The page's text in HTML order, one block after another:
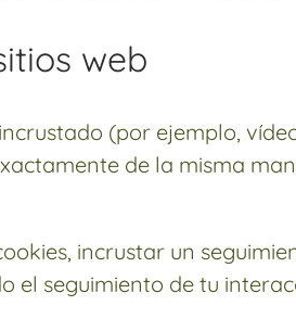
web
(por ejemplo,
de la misma
incrustar un
el seguimiento de tu